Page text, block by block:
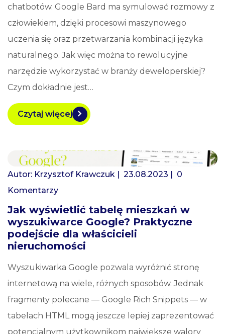
chatbotów. Google Bard ma symulować rozmowy z
człowiekiem, dzięki procesowi maszynowego
uczenia się oraz przetwarzania kombinacji języka
naturalnego. Jak więc można to rewolucyjne
narzędzie wykorzystać w branży deweloperskiej?
Czym dokładnie jest…
Czytaj więcej
Autor: Krzysztof Krawczuk | 23.08.2023 | 0
Komentarzy
Jak wyświetlić tabelę mieszkań w
wyszukiwarce Google? Praktyczne
podejście dla właścicieli
nieruchomości
Wyszukiwarka Google pozwala wyróżnić stronę
internetową na wiele, różnych sposobów. Jednak
fragmenty polecane — Google Rich Snippets — w
tabelach HTML mogą jeszcze lepiej zaprezentować
potencjalnym użytkownikom największe walory